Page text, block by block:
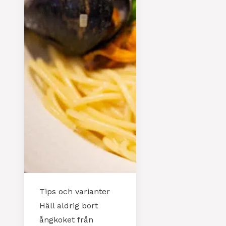
Tips och varianter
Häll aldrig bort
ångkoket från